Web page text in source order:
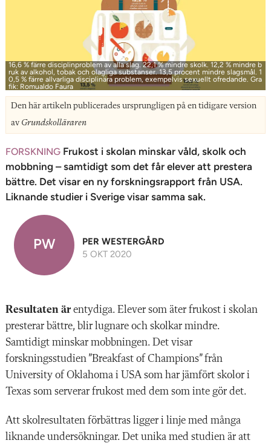
16,6 % färre disciplinproblem av alla slag. 22,1 % mindre skolk. 12,2 % mindre b
ruk av alkohol, tobak och olagliga substanser. 13,5 procent mindre slagsmål. 1
0,5 % färre allvarliga disciplinära problem, exempelvis sexuellt ofredande. Gra
fik: Romualdo Faura
Den här artikeln publicerades ursprungligen på en tidigare version
av Grundskolläraren
FORSKNING Frukost i skolan minskar våld, skolk och
mobbning – samtidigt som det får elever att prestera
bättre. Det visar en ny forskningsrapport från USA.
Liknande studier i Sverige visar samma sak.
PW
PER WESTERGÅRD
5 OKT 2020
Resultaten är entydiga. Elever som äter frukost i skolan
presterar bättre, blir lugnare och skolkar mindre.
Samtidigt minskar mobbningen. Det visar
forskningsstudien ”Breakfast of Champions” från
University of Oklahoma i USA som har jämfört skolor i
Texas som serverar frukost med dem som inte gör det.
Att skolresultaten förbättras ligger i linje med många
liknande undersökningar. Det unika med studien är att